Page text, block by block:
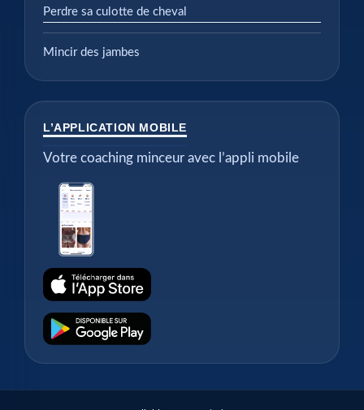
Perdre sa culotte de cheval
Mincir des jambes
L’APPLICATION MOBILE
Votre coaching minceur avec l’appli mobile